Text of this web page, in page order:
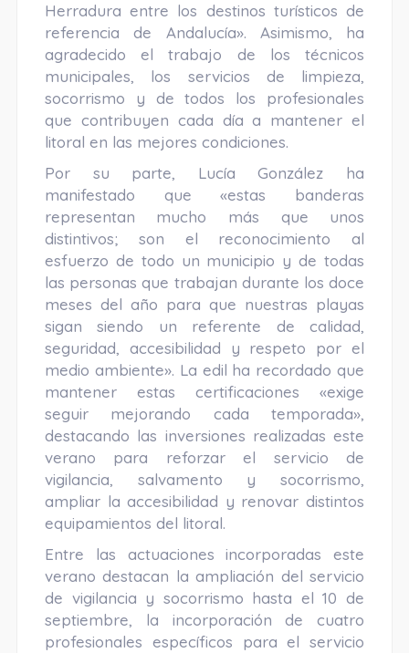
Herradura entre los destinos turísticos de
referencia de Andalucía». Asimismo, ha
agradecido el trabajo de los técnicos
municipales, los servicios de limpieza,
socorrismo y de todos los profesionales
que contribuyen cada día a mantener el
litoral en las mejores condiciones.
Por su parte, Lucía González ha
manifestado que «estas banderas
representan mucho más que unos
distintivos; son el reconocimiento al
esfuerzo de todo un municipio y de todas
las personas que trabajan durante los doce
meses del año para que nuestras playas
sigan siendo un referente de calidad,
seguridad, accesibilidad y respeto por el
medio ambiente». La edil ha recordado que
mantener estas certificaciones «exige
seguir mejorando cada temporada»,
destacando las inversiones realizadas este
verano para reforzar el servicio de
vigilancia, salvamento y socorrismo,
ampliar la accesibilidad y renovar distintos
equipamientos del litoral.
Entre las actuaciones incorporadas este
verano destacan la ampliación del servicio
de vigilancia y socorrismo hasta el 10 de
septiembre, la incorporación de cuatro
profesionales específicos para el servicio